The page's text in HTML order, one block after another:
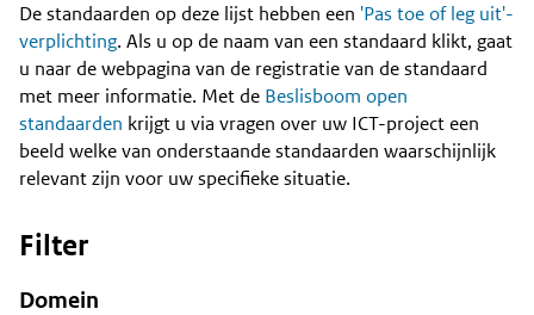
Content
De standaarden op deze lijst hebben een 'Pas toe of leg uit'-
verplichting. Als u op de naam van een standaard klikt, gaat
u naar de webpagina van de registratie van de standaard
met meer informatie. Met de Beslisboom open
standaarden krijgt u via vragen over uw ICT-project een
beeld welke van onderstaande standaarden waarschijnlijk
relevant zijn voor uw specifieke situatie.
Filter
Domein